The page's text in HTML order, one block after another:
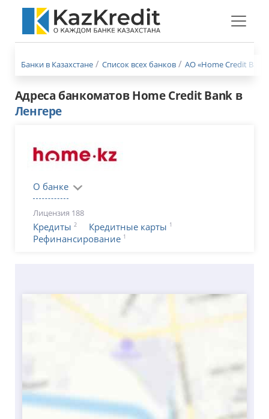
Меню
Банки в Казахстане Список всех банков АО «Home Credit
Адреса банкоматов Home Credit Bank в
Ленгере
О банке
Лицензия 188
Кредиты 2 Кредитные карты 1
Рефинансирование 1